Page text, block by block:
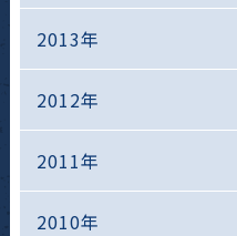
2013年
2012年
2011年
2010年